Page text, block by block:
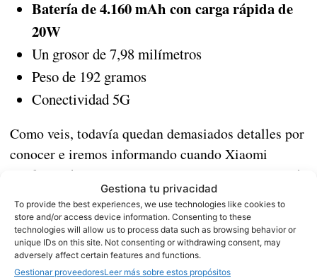
Gestiona tu privacidad
To provide the best experiences, we use technologies like cookies to
store and/or access device information. Consenting to these
technologies will allow us to process data such as browsing behavior or
unique IDs on this site. Not consenting or withdrawing consent, may
adversely affect certain features and functions.
Gestionar proveedoresLeer más sobre estos propósitos
Batería de 4.160 mAh con carga rápida de
20W
Un grosor de 7,98 milímetros
Peso de 192 gramos
Conectividad 5G
Como veis, todavía quedan demasiados detalles por
conocer e iremos informando cuando Xiaomi
confirme el resto de sus características, pero por el
, destaca por ser el primer teléfono de la
marca en llegar de forma global con el
Qualcomm Snapdragon 765Gy por tanto con
conectividad 5G para la gama media.